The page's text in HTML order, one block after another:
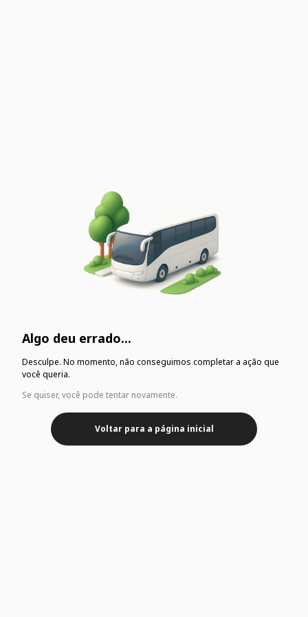
Algo deu errado...
Desculpe. No momento, não conseguimos completar a ação que
você queria.
Se quiser, você pode tentar novamente.
Voltar para a página inicial